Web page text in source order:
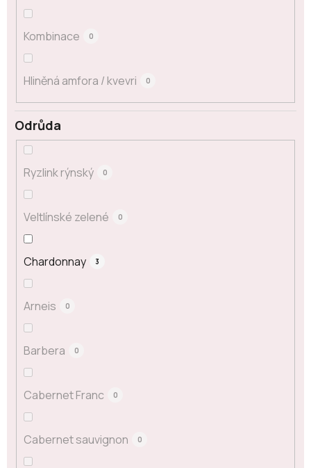
Odrůda
Ryzlink rýnský 0
Veltlínské zelené 0
Chardonnay 3
Arneis 0
Barbera 0
Cabernet Franc 0
Cabernet sauvignon 0
Kombinace 0
Hliněná amfora / kvevri 0